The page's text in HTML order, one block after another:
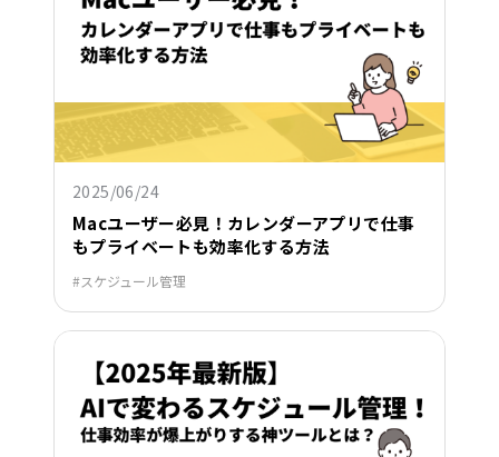
2025/06/24
Macユーザー必見！カレンダーアプリで仕事
もプライベートも効率化する方法
スケジュール管理